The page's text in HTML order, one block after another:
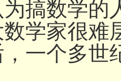
为搞数学的
学家很难
一个多世